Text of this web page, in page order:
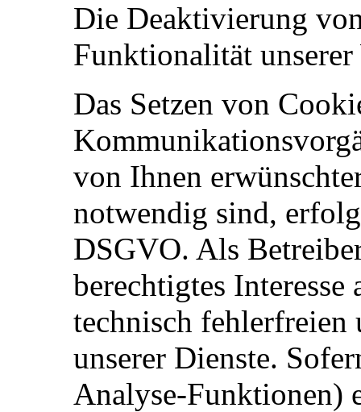
Die Deaktivierung
Funktionalität
Das Setzen von
von Ihnen
notwendig sind,
DSGVO. Als
berechtigtes
technisch fehlerfreien
unserer Dienste.
Analyse-Funktionen)